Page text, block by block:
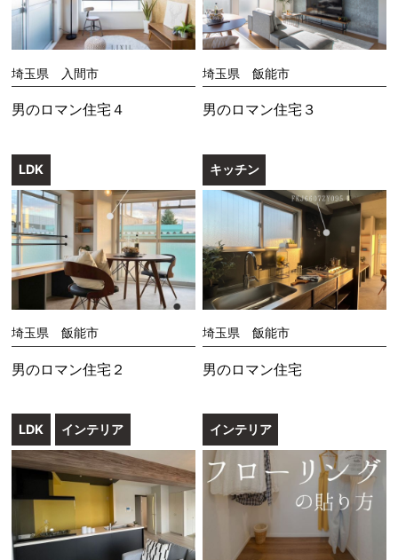
埼玉県 入間市
男のロマン住宅４
埼玉県 飯能市
男のロマン住宅３
LDK
埼玉県 飯能市
男のロマン住宅２
キッチン
埼玉県 飯能市
男のロマン住宅
LDK インテリア インテリア